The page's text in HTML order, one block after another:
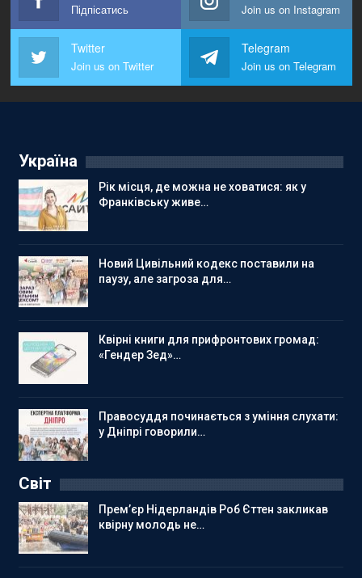
Підпісатись Join us on Instagram
Twitter
Join us on Twitter
Telegram
Join us on Telegram
Україна
Рік місця, де можна не ховатися: як у
Франківську живе…
Новий Цивільний кодекс поставили на
паузу, але загроза для…
Квірні книги для прифронтових громад:
«Гендер Зед»…
Правосуддя починається з уміння слухати:
у Дніпрі говорили…
Світ
Прем’єр Нідерландів Роб Єттен закликав
квірну молодь не…